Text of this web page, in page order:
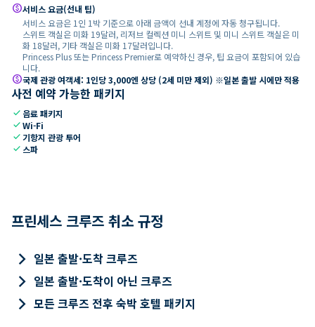
paid서비스 요금(선내 팁)
서비스 요금은 1인 1박 기준으로 아래 금액이 선내 계정에 자동 청구됩니다.
스위트 객실은 미화 19달러, 리저브 컬렉션 미니 스위트 및 미니 스위트 객실은 미
화 18달러, 기타 객실은 미화 17달러입니다.
Princess Plus 또는 Princess Premier로 예약하신 경우, 팁 요금이 포함되어 있습
니다.
paid국제 관광 여객세: 1인당 3,000엔 상당 (2세 미만 제외) ※일본 출발 시에만 적용
사전 예약 가능한 패키지
check 음료 패키지
checkWi-Fi
check 기항지 관광 투어
check 스파
프린세스 크루즈 취소 규정
keyboard_arrow_right 일본 출발·도착 크루즈
keyboard_arrow_right 일본 출발·도착이 아닌 크루즈
keyboard_arrow_right 모든 크루즈 전후 숙박 호텔 패키지